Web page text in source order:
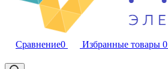
Сравнение0 Избранные товары 0